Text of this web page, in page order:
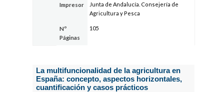
Impresor
Junta de Andalucía. Consejería de
Agricultura y Pesca
Nº
Páginas
105
La multifuncionalidad de la agricultura en
España: concepto, aspectos horizontales,
cuantificación y casos prácticos